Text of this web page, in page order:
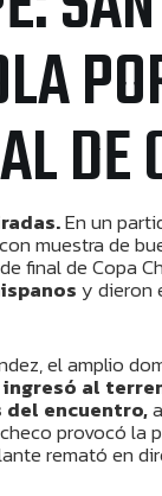
En un
muestra de
final de Copa
y dieron
el amplio
ingresó al
encuentro,
provocó la
remató en